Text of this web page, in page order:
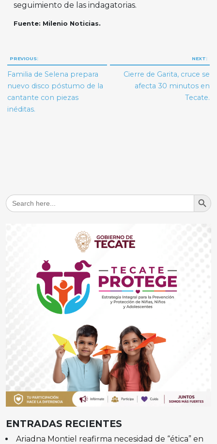
seguimiento de las indagatorias.
Fuente: Milenio Noticias.
Navegación
de
entradas
PREVIOUS:
Familia de Selena prepara
nuevo disco póstumo de la
cantante con piezas
inéditas.
NEXT:
Cierre de Garita, cruce se
afecta 30 minutos en
Tecate.
Search
for:
Search
ENTRADAS RECIENTES
Ariadna Montiel reafirma necesidad de “ética” en